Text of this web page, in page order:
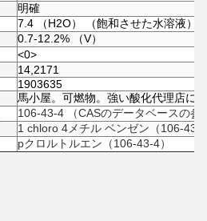
明確
7.4 （H2O） （飽和させた水溶液）
0.7-12.2% （V）
<0>
14,2171
1903635
馬小屋。可燃物。強い酸化代理店に
106-43-4 （CASのデータベースの参
1 chloro 4メチル ベンゼン（106-43-
pクロルトルエン（106-43-4）